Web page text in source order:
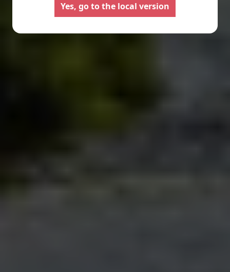
Yes, go to the local version